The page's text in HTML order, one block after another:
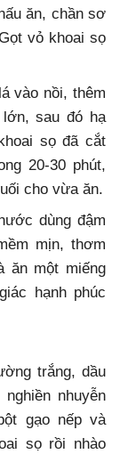
ăn, chần sơ
vỏ khoai sọ
vào nồi, thêm
sau đó hạ
sọ đã cắt
20-30 phút,
cho vừa ăn.
dùng đậm
mịn, thơm
ăn một miếng
hạnh phúc
trắng, dầu
nhuyễn
gạo nếp và
sọ rồi nhào